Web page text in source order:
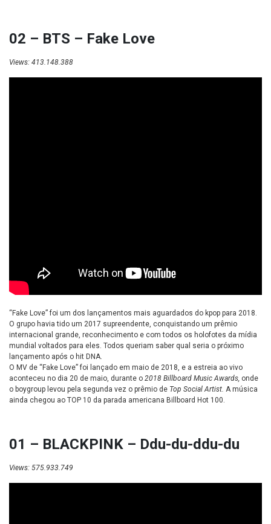
02 – BTS – Fake Love
Views: 413.148.388
“Fake Love” foi um dos lançamentos mais aguardados do kpop para 2018.
O grupo havia tido um 2017 supreendente, conquistando um prêmio
internacional grande, reconhecimento e com todos os holofotes da mídia
mundial voltados para eles. Todos queriam saber qual seria o próximo
lançamento após o hit DNA.
O MV de “Fake Love” foi lançado em maio de 2018, e a estreia ao vivo
aconteceu no dia 20 de maio, durante o 2018 Billboard Music Awards, onde
o boygroup levou pela segunda vez o prêmio de Top Social Artist. A música
ainda chegou ao TOP 10 da parada americana Billboard Hot 100.
01 – BLACKPINK – Ddu-du-ddu-du
Views: 575.933.749